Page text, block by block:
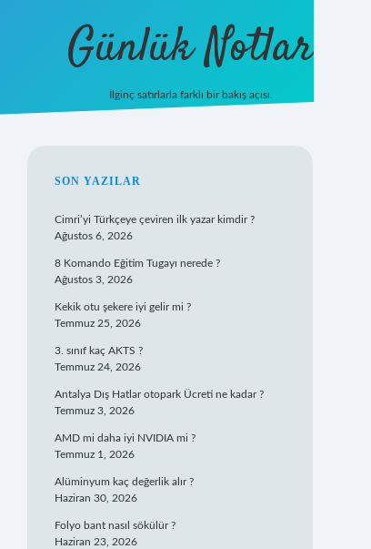
Günlük Notlar
İlginç satırlarla farklı bir bakış açısı.
SIDEBAR
SON YAZILAR
Cimri’yi Türkçeye çeviren ilk yazar kimdir ?
Ağustos 6, 2026
8 Komando Eğitim Tugayı nerede ?
Ağustos 3, 2026
Kekik otu şekere iyi gelir mi ?
Temmuz 25, 2026
3. sınıf kaç AKTS ?
Temmuz 24, 2026
Antalya Dış Hatlar otopark Ücreti ne kadar ?
Temmuz 3, 2026
AMD mi daha iyi NVIDIA mi ?
Temmuz 1, 2026
Alüminyum kaç değerlik alır ?
Haziran 30, 2026
Folyo bant nasıl sökülür ?
Haziran 23, 2026